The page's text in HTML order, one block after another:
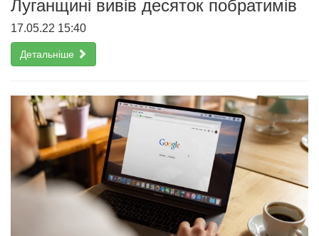
Луганщині вивів десяток побратимів
17.05.22 15:40
Детальніше